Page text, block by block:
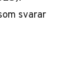
svarar